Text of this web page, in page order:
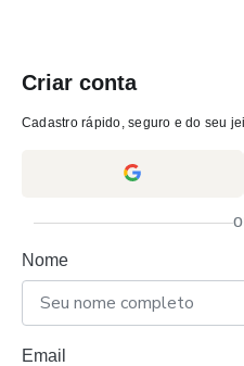
Criar conta
Cadastro rápido, seguro e do seu
Nome
Email